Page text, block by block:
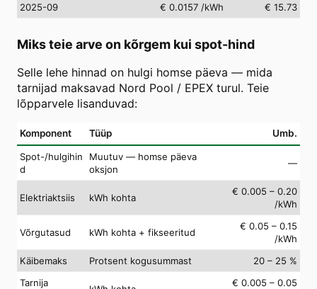
2025-09
€ 0.0157 /kWh € 15.73
Miks teie arve on kõrgem kui spot-hind
Selle lehe hinnad on hulgi homse päeva — mida
tarnijad maksavad Nord Pool / EPEX turul. Teie
lõpparvele lisanduvad:
Komponent Tüüp Umb.
Spot-/hulgihin
d
Muutuv — homse päeva
oksjon
—
Elektriaktsiis kWh kohta
€ 0.005 – 0.20
/kWh
Võrgutasud kWh kohta + fikseeritud
€ 0.05 – 0.15
/kWh
Käibemaks
Protsent kogusummast
20 – 25 %
Tarnija
€ 0.005 – 0.05